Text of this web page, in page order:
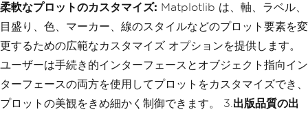
柔軟なプロットのカスタマイズ: Matplotlib は、軸、ラベル、
目盛り、色、マーカー、線のスタイルなどのプロット要素を変
更するための広範なカスタマイズ オプションを提供します。
ユーザーは手続き的インターフェースとオブジェクト指向イン
ターフェースの両方を使用してプロットをカスタマイズでき、
プロットの美観をきめ細かく制御できます。 3. 出版品質の出